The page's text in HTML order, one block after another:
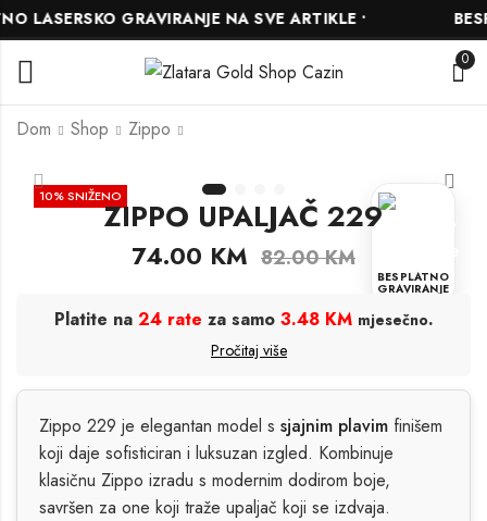
GRAVIRANJE NA SVE ARTIKLE •
0
Dom Shop Zippo
ZIPPO UPALJAČ
48931
135.00
ZIPPO UPALJAČ
49410
90.00
10% SNIŽENO
BESPLATNO
GRAVIRANJE
ZIPPO UPALJAČ 229
74.00 KM 82.00KM
Platite na 24 rate za samo 3.48 KM mjesečno.
Pročitaj više
Zippo 229 je elegantan model s sjajnim plavim finišem
koji daje sofisticiran i luksuzan izgled. Kombinuje
klasičnu Zippo izradu s modernim dodirom boje,
savršen za one koji traže upaljač koji se izdvaja.